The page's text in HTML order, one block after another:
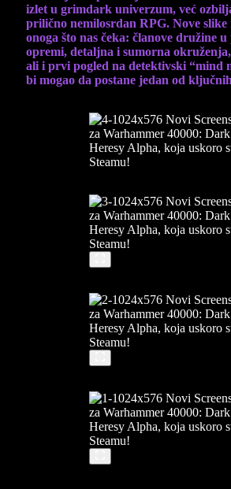
izlet u grimdark univerzum, već
prilično nemilosrdan RPG. Nove slike
onoga što nas čeka: članove družine
opremi, detaljna i sumorna
ali i prvi pogled na detektivski “mind
bi mogao da postane jedan od